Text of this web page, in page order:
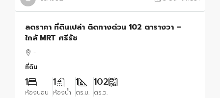
ลดราคา ที่ดินเปล่า ติดทางด่วน 102 ตารางวา –
ใกล้ MRT ศรีรัช
-
ที่ดิน
1
ห้องนอน
1
ห้องน้ำ
1
ตร.ม.
102
ตร.ว.